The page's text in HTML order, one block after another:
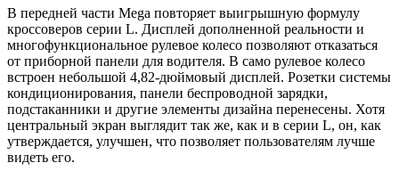
В передней части Mega повторяет выигрышную формулу
кроссоверов серии L. Дисплей дополненной реальности и
многофункциональное рулевое колесо позволяют отказаться
от приборной панели для водителя. В само рулевое колесо
встроен небольшой 4,82-дюймовый дисплей. Розетки системы
кондиционирования, панели беспроводной зарядки,
подстаканники и другие элементы дизайна перенесены. Хотя
центральный экран выглядит так же, как и в серии L, он, как
утверждается, улучшен, что позволяет пользователям лучше
видеть его.